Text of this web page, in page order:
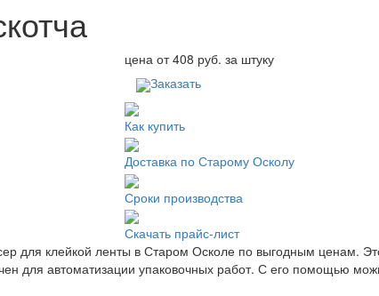
цена от408 руб. за штуку
Заказать
Как купить
Доставка по Старому Осколу
Сроки производства
Скачать прайс-лист
для клейкой ленты в Старом Осколе по выгодным ценам.
для автоматизации упаковочных работ. С его помощью